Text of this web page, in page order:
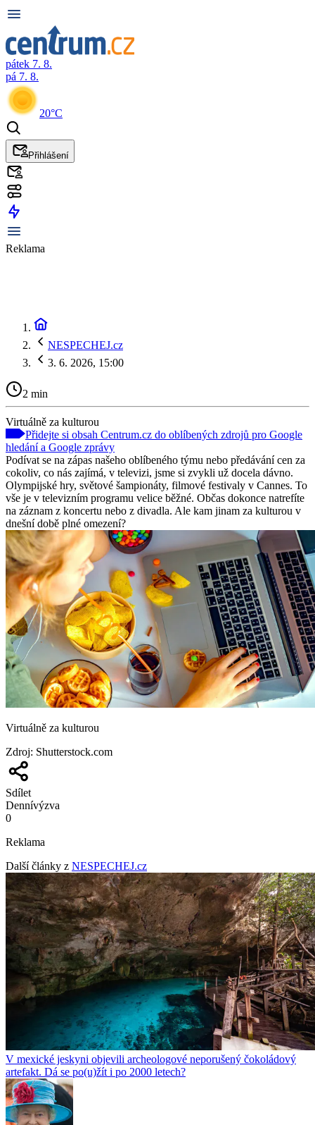
pátek 7. 8.
pá 7. 8.
20°C
Přihlášení
Reklama
NESPECHEJ.cz
3. 6. 2026, 15:00
2 min
Virtuálně za kulturou
Přidejte si obsah Centrum.cz do oblíbených zdrojů pro Google
hledání a Google zprávy
Podívat se na zápas našeho oblíbeného týmu nebo předávání cen za
cokoliv, co nás zajímá, v televizi, jsme si zvykli už docela dávno.
Olympijské hry, světové šampionáty, filmové festivaly v Cannes. To
vše je v televizním programu velice běžné. Občas dokonce natrefíte
na záznam z koncertu nebo z divadla. Ale kam jinam za kulturou v
dnešní době plné omezení?
Virtuálně za kulturou
Zdroj: Shutterstock.com
Sdílet
Dennívýzva
0
Reklama
Další články z NESPECHEJ.cz
V mexické jeskyni objevili archeologové neporušený čokoládový
artefakt. Dá se po(u)žít i po 2000 letech?